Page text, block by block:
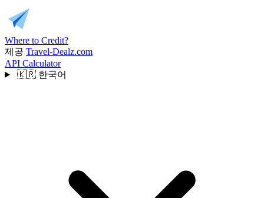
Where to Credit?
제공 Travel-Dealz.com
API Calculator
🇰🇷 한국어